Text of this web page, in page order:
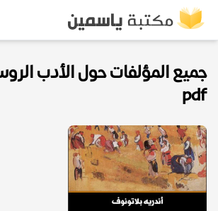
جميع المؤلفات حول الأدب
pdf